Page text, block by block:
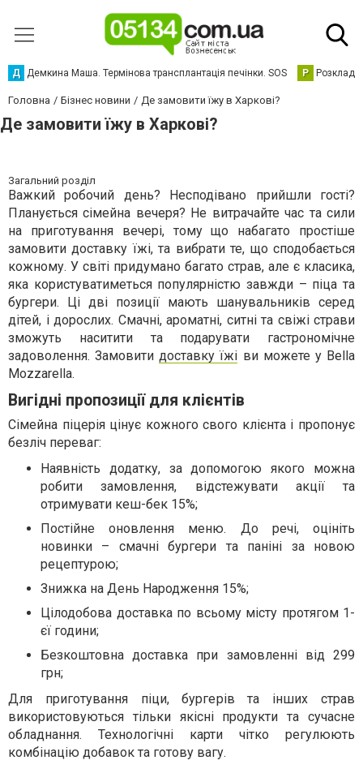
Д Демкина Маша. Термінова трансплантація печінки. SOS Р Розклад
Головна Бізнес новини Де замовити їжу в Харкові?
Де замовити їжу в Харкові?
Загальний розділ
Важкий робочий день? Несподівано прийшли гості?
Планується сімейна вечеря? Не витрачайте час та сили
на приготування вечері, тому що набагато простіше
замовити доставку їжі, та вибрати те, що сподобається
кожному. У світі придумано багато страв, але є класика,
яка користуватиметься популярністю завжди – піца та
бургери. Ці дві позиції мають шанувальників серед
дітей, і дорослих. Смачні, ароматні, ситні та свіжі страви
зможуть наситити та подарувати гастрономічне
задоволення. Замовитидоставку їжі ви можете у Bella
Mozzarella.
Вигідні пропозиції для клієнтів
Сімейна піцерія цінує кожного свого клієнта і пропонує
безліч переваг:
Наявність додатку, за допомогою якого можна
робити замовлення, відстежувати акції та
отримувати кеш-бек 15%;
Постійне оновлення меню. До речі, оцініть
новинки – смачні бургери та паніні за новою
рецептурою;
Знижка на День Народження 15%;
Цілодобова доставка по всьому місту протягом 1-
єї години;
Безкоштовна доставка при замовленні від 299
грн;
Для приготування піци, бургерів та інших страв
використовуються тільки якісні продукти та сучасне
обладнання. Технологічні карти чітко регулюють
комбінацію добавок та готову вагу.